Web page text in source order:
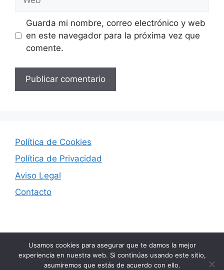
Guarda mi nombre, correo electrónico y web
en este navegador para la próxima vez que
comente.
Política de Cookies
Política de Privacidad
Aviso Legal
Contacto
Usamos cookies para asegurar que te damos la mejor
experiencia en nuestra web. Si continúas usando este sitio,
asumiremos que estás de acuerdo con ello.